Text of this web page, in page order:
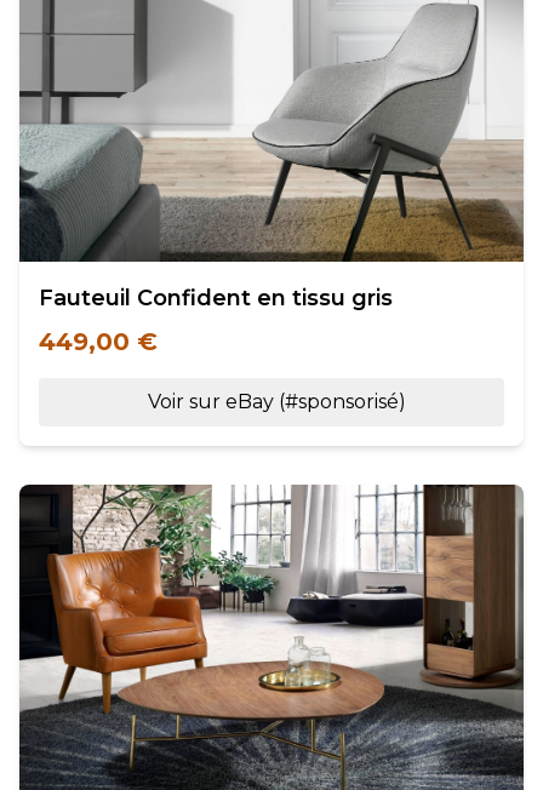
Fauteuil Confident en tissu gris
449,00 €
Voir sur eBay (#sponsorisé)